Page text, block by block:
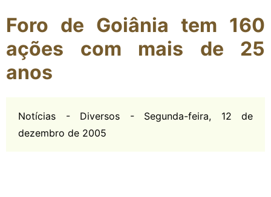
Foro de Goiânia tem 160
ações com mais de 25
anos
Notícias - Diversos - Segunda-feira, 12 de
dezembro de 2005